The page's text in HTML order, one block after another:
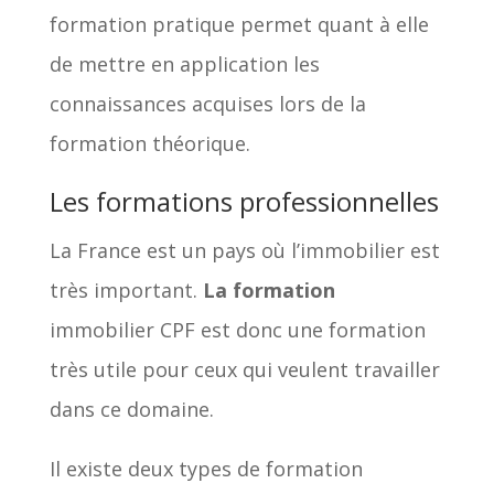
formation pratique permet quant à elle
de mettre en application les
connaissances acquises lors de la
formation théorique.
Les formations professionnelles
La France est un pays où l’immobilier est
très important. La formation
immobilier CPF est donc une formation
très utile pour ceux qui veulent travailler
dans ce domaine.
Il existe deux types de formation